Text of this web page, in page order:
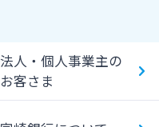
法人・個人事業主の
お客さま